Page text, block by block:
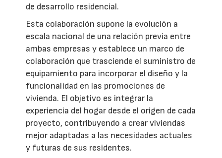
de desarrollo residencial.
Esta colaboración supone la evolución a
escala nacional de una relación previa entre
ambas empresas y establece un marco de
colaboración que trasciende el suministro de
equipamiento para incorporar el diseño y la
funcionalidad en las promociones de
vivienda. El objetivo es integrar la
experiencia del hogar desde el origen de cada
proyecto, contribuyendo a crear viviendas
mejor adaptadas a las necesidades actuales
y futuras de sus residentes.